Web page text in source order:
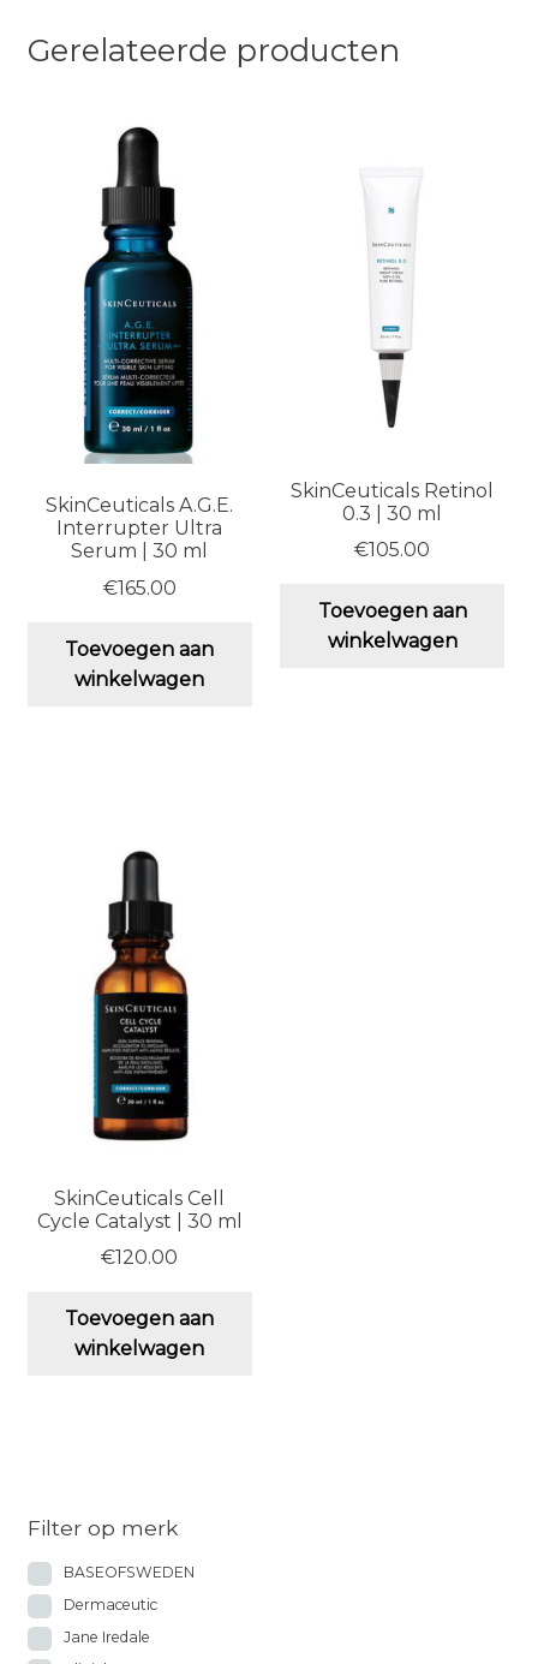
Gerelateerde producten
SkinCeuticals A.G.E.
Interrupter Ultra
Serum | 30 ml
€165.00
Toevoegen aan
winkelwagen
SkinCeuticals Retinol
0.3 | 30 ml
€105.00
Toevoegen aan
winkelwagen
SkinCeuticals Cell
Cycle Catalyst | 30 ml
€120.00
Toevoegen aan
winkelwagen
Filter op merk
BASEOFSWEDEN
Dermaceutic
Jane Iredale